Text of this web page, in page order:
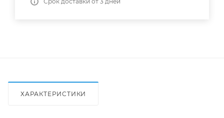
ХАРАКТЕРИСТИКИ